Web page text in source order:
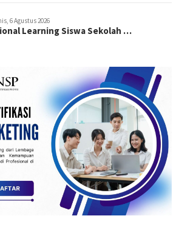
6 Agustus 2026
Learning Siswa Sekolah …